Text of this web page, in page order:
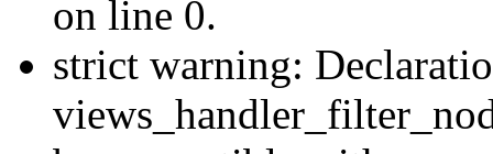
on line 0.
strict warning: